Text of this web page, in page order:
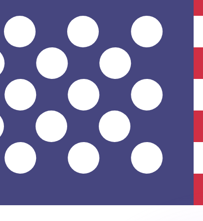
USD
às 14:54 UTC
em câmbio.
Podemos superar taxas
médio no nosso Conversor. Isso é apenas
enviar dinheiro para o exterior com a Xe?